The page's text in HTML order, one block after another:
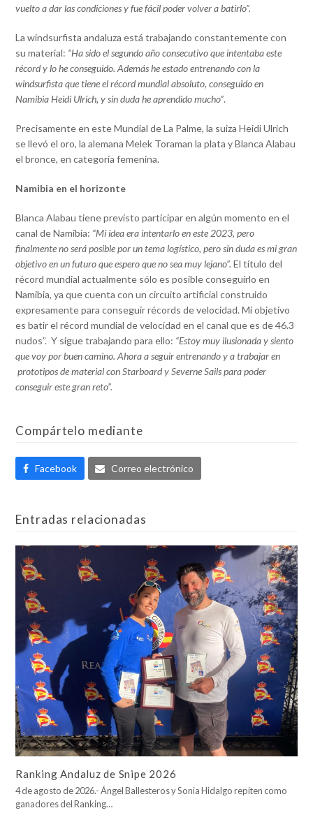
vuelto a dar las condiciones y fue fácil poder volver a batirlo”.
La windsurfista andaluza está trabajando constantemente con
su material: “Ha sido el segundo año consecutivo que intentaba este
récord y lo he conseguido. Además he estado entrenando con la
windsurfista que tiene el récord mundial absoluto, conseguido en
Namibia Heidi Ulrich, y sin duda he aprendido mucho”.
Precisamente en este Mundial de La Palme, la suiza Heidi Ulrich
se llevó el oro, la alemana Melek Toraman la plata y Blanca Alabau
el bronce, en categoría femenina.
Namibia en el horizonte
Blanca Alabau tiene previsto participar en algún momento en el
canal de Namibia: “Mi idea era intentarlo en este 2023, pero
finalmente no será posible por un tema logístico, pero sin duda es mi gran
objetivo en un futuro que espero que no sea muy lejano”. El título del
récord mundial actualmente sólo es posible conseguirlo en
Namibia, ya que cuenta con un circuito artificial construido
expresamente para conseguir récords de velocidad. Mi objetivo
es batir el récord mundial de velocidad en el canal que es de 46.3
nudos”. Y sigue trabajando para ello: “Estoy muy ilusionada y siento
que voy por buen camino. Ahora a seguir entrenando y a trabajar en
prototipos de material con Starboard y Severne Sails para poder
conseguir este gran reto”.
Compártelo mediante
Facebook Correo electrónico
Entradas relacionadas
Ranking Andaluz de Snipe 2026
4 de agosto de 2026.- Ángel Ballesteros y Sonia Hidalgo repiten como
ganadores del Ranking…